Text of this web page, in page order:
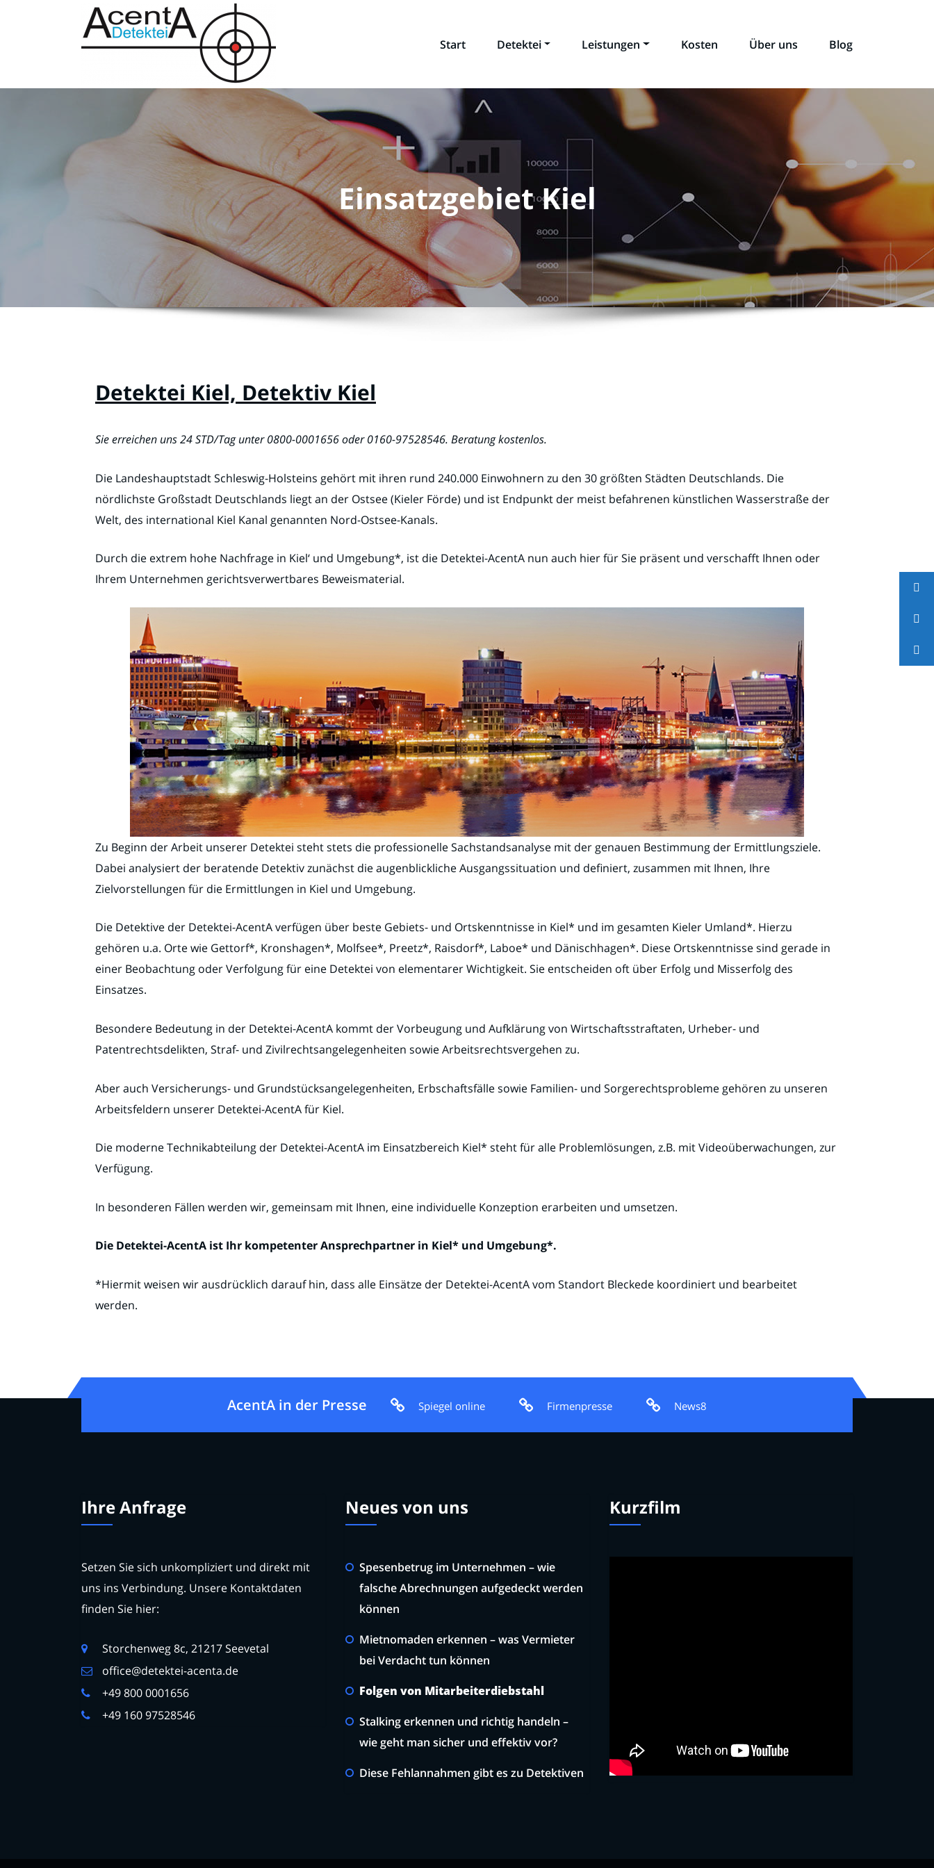
Start Detektei Leistungen Kosten Über uns Blog
Einsatzgebiet Kiel
Detektei Kiel, Detektiv Kiel
Sie erreichen uns 24 STD/Tag unter 0800-0001656 oder 0160-97528546. Beratung kostenlos.
Die Landeshauptstadt Schleswig-Holsteins gehört mit ihren rund 240.000 Einwohnern zu den 30 größten Städten Deutschlands. Die
nördlichste Großstadt Deutschlands liegt an der Ostsee (Kieler Förde) und ist Endpunkt der meist befahrenen künstlichen Wasserstraße der
Welt, des international Kiel Kanal genannten Nord-Ostsee-Kanals.
Durch die extrem hohe Nachfrage in Kiel‘ und Umgebung*, ist die Detektei-AcentA nun auch hier für Sie präsent und verschafft Ihnen oder
Ihrem Unternehmen gerichtsverwertbares Beweismaterial.
Zu Beginn der Arbeit unserer Detektei steht stets die professionelle Sachstandsanalyse mit der genauen Bestimmung der Ermittlungsziele.
Dabei analysiert der beratende Detektiv zunächst die augenblickliche Ausgangssituation und definiert, zusammen mit Ihnen, Ihre
Zielvorstellungen für die Ermittlungen in Kiel und Umgebung.
Die Detektive der Detektei-AcentA verfügen über beste Gebiets- und Ortskenntnisse in Kiel* und im gesamten Kieler Umland*. Hierzu
gehören u.a. Orte wie Gettorf*, Kronshagen*, Molfsee*, Preetz*, Raisdorf*, Laboe* und Dänischhagen*. Diese Ortskenntnisse sind gerade in
einer Beobachtung oder Verfolgung für eine Detektei von elementarer Wichtigkeit. Sie entscheiden oft über Erfolg und Misserfolg des
Einsatzes.
Besondere Bedeutung in der Detektei-AcentA kommt der Vorbeugung und Aufklärung von Wirtschaftsstraftaten, Urheber- und
Patentrechtsdelikten, Straf- und Zivilrechtsangelegenheiten sowie Arbeitsrechtsvergehen zu.
Aber auch Versicherungs- und Grundstücksangelegenheiten, Erbschaftsfälle sowie Familien- und Sorgerechtsprobleme gehören zu unseren
Arbeitsfeldern unserer Detektei-AcentA für Kiel.
Die moderne Technikabteilung der Detektei-AcentA im Einsatzbereich Kiel* steht für alle Problemlösungen, z.B. mit Videoüberwachungen, zur
Verfügung.
In besonderen Fällen werden wir, gemeinsam mit Ihnen, eine individuelle Konzeption erarbeiten und umsetzen.
Die Detektei-AcentA ist Ihr kompetenter Ansprechpartner in Kiel* und Umgebung*.
*Hiermit weisen wir ausdrücklich darauf hin, dass alle Einsätze der Detektei-AcentA vom Standort Bleckede koordiniert und bearbeitet
werden.
AcentA in der Presse Spiegel online Firmenpresse News8
Ihre Anfrage
Setzen Sie sich unkompliziert und direkt mit
uns ins Verbindung. Unsere Kontaktdaten
finden Sie hier:
Storchenweg 8c, 21217 Seevetal
office@detektei-acenta.de
+49 800 0001656
+49 160 97528546
Neues von uns
Spesenbetrug im Unternehmen – wie
falsche Abrechnungen aufgedeckt werden
können
Mietnomaden erkennen – was Vermieter
bei Verdacht tun können
Folgen von Mitarbeiterdiebstahl
Stalking erkennen und richtig handeln –
wie geht man sicher und effektiv vor?
Diese Fehlannahmen gibt es zu Detektiven
Kurzfilm